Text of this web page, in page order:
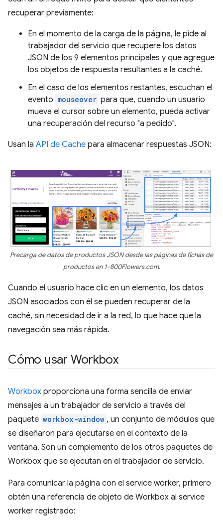
recuperar previamente:
En el momento de la carga de la página, le pide al
trabajador del servicio que recupere los datos
JSON de los 9 elementos principales y que agregue
los objetos de respuesta resultantes a la caché.
En el caso de los elementos restantes, escuchan el
evento mouseover para que, cuando un usuario
mueva el cursor sobre un elemento, pueda activar
una recuperación del recurso "a pedido".
Usan la API de Cache para almacenar respuestas JSON:
Precarga de datos de productos JSON desde las páginas de fichas de
productos en 1-800Flowers.com.
Cuando el usuario hace clic en un elemento, los datos
JSON asociados con él se pueden recuperar de la
caché, sin necesidad de ir a la red, lo que hace que la
navegación sea más rápida.
Cómo usar Workbox
Workbox proporciona una forma sencilla de enviar
mensajes a un trabajador de servicio a través del
paquete workbox-window , un conjunto de módulos que
se diseñaron para ejecutarse en el contexto de la
ventana. Son un complemento de los otros paquetes de
Workbox que se ejecutan en el trabajador de servicio.
Para comunicar la página con el service worker, primero
obtén una referencia de objeto de Workbox al service
worker registrado: